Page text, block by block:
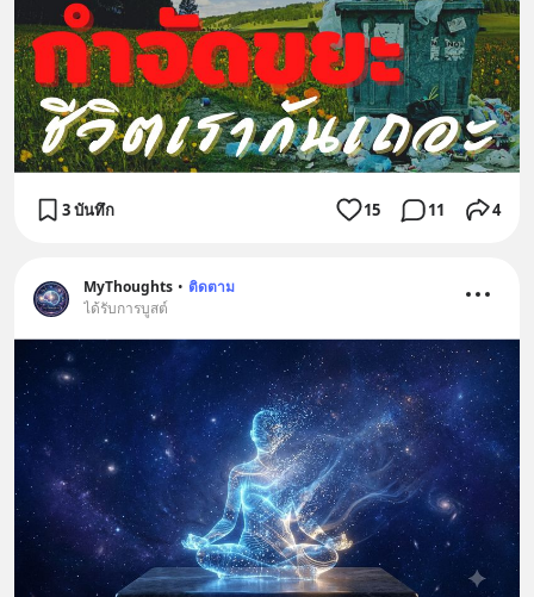
3 บันทึก 15 11 4
MyThoughts • ติดตาม
ได้รับการบูสต์